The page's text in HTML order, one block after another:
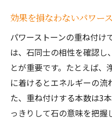
効果を損なわないパワー
パワーストーンの重ね付け
は、石同士の相性を確認し
とが重要です。たとえば
に着けるとエネルギーの流
た、重ね付けする本数は3
っきりして石の意味を把握